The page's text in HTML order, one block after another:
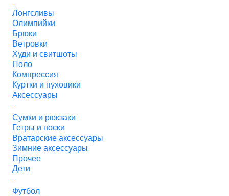
Лонгсливы
Олимпийки
Брюки
Ветровки
Худи и свитшоты
Поло
Компрессия
Куртки и пуховики
Аксессуары
Сумки и рюкзаки
Гетры и носки
Вратарские аксессуары
Зимние аксессуары
Прочее
Дети
Футбол